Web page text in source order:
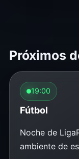
Próximos
19:00
Fútbol
Noche de
ambiente de